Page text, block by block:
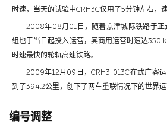
时速，当天的试验中CRH3C仅用了5分钟左右，
2008年08月01日，随着京津城际铁路于正
组也于当日起投入运营，其商用运营时速达350
时速最快的轮轨高速铁路。
2009年12月09日，CRH3-013C在武广客
到了394.2公里，创下了两车重联情况下的世界运
编号调整